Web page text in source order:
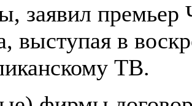
заявил премьер
выступая в
ТВ.